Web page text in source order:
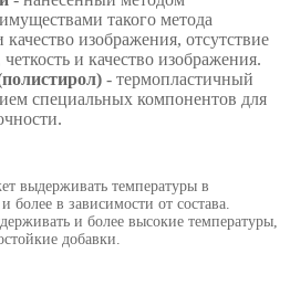
такого метода
качество изображения, отсутствие
и качество изображения.
- термопластичный
специальных компонентов для
выдерживать температуры в
более в зависимости от состава.
и более высокие температуры,
добавки.